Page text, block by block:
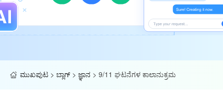
ಮುಖಪುಟ > ಬ್ಲಾಗ್ > ಜ್ಞಾನ > 9/11 ಘಟನೆಗಳ ಕಾಲಾನುಕ್ರಮ